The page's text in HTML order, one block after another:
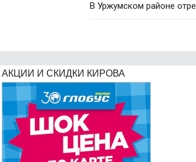
В Уржумском районе
АКЦИИ И СКИДКИ КИРОВА